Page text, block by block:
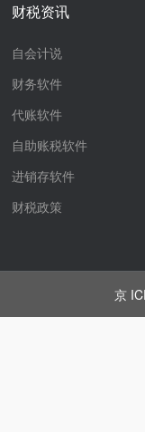
财税资讯
自会计说
财务软件
代账软件
自助账税软件
进销存软件
财税政策
京